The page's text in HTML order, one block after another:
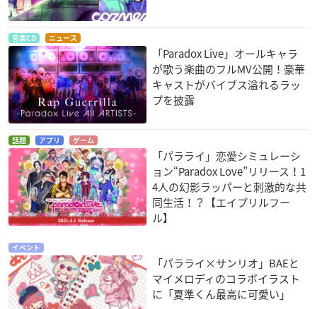
音楽CD ニュース
「Paradox Live」オールキャラ
が歌う楽曲のフルMV公開！豪華
キャストがバイブス溢れるラッ
プを披露
話題 アプリ ゲーム
「パラライ」恋愛シミュレーシ
ョン“Paradox Love”リリース！1
4人の幻影ラッパーと刺激的な共
同生活！？【エイプリルフー
ル】
イベント
「パラライ×サンリオ」BAEと
マイメロディのコラボイラスト
に「夏準くん最高に可愛い」